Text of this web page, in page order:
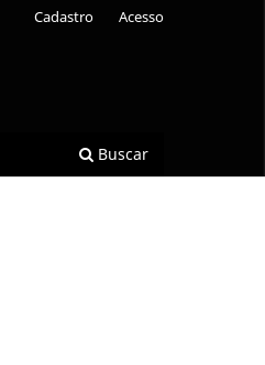
Buscar
Cadastro Acesso